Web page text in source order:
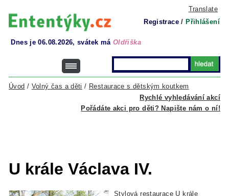
Translate
Registrace / Přihlášení
Dnes je 06.08.2026, svátek má Oldřiška
Rychlé vyhledávání akcí
Úvod / Volný čas a děti / Restaurace s dětským koutkem
Pořádáte akci pro děti? Napište nám o ní!
U krále Václava IV.
Stylová restaurace U krále